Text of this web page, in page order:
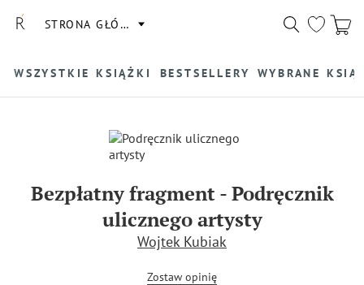
STRONA GŁÓWNA
WSZYSTKIE KSIĄŻKI BESTSELLERY WYBRANE
Bezpłatny fragment-Podręcznik
ulicznego artysty
Wojtek Kubiak
Zostaw opinię